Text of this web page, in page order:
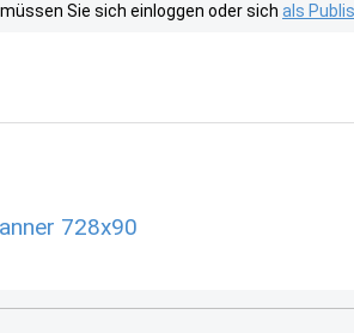
Sie sich einloggen oder sich als
728x90